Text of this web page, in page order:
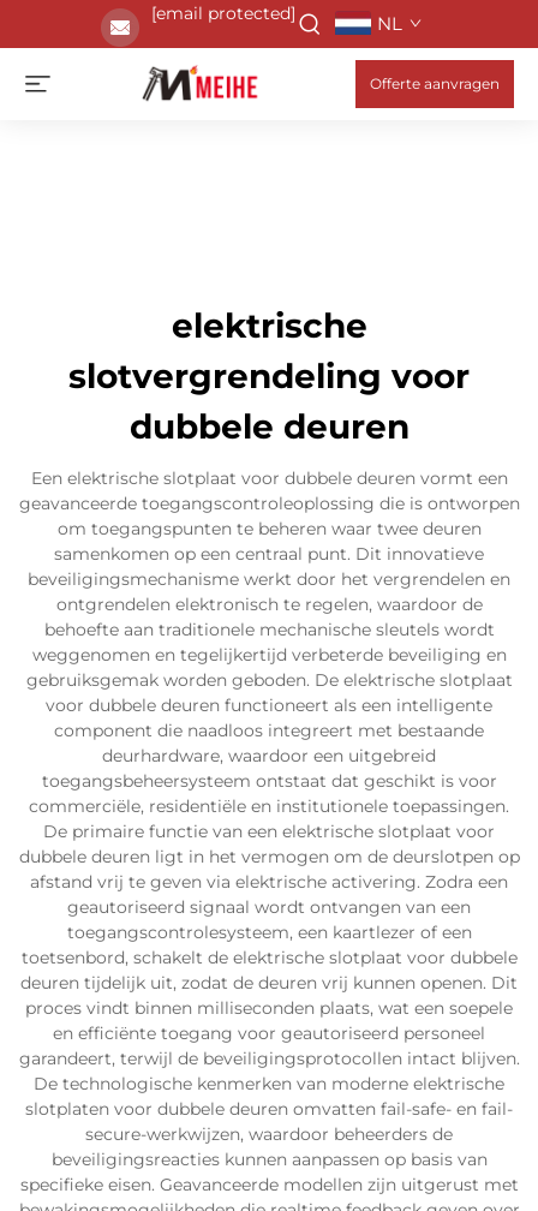
[email protected] NL
Offerte aanvragen
elektrische
slotvergrendeling voor
dubbele deuren
Een elektrische slotplaat voor dubbele deuren vormt een
geavanceerde toegangscontroleoplossing die is ontworpen
om toegangspunten te beheren waar twee deuren
samenkomen op een centraal punt. Dit innovatieve
beveiligingsmechanisme werkt door het vergrendelen en
ontgrendelen elektronisch te regelen, waardoor de
behoefte aan traditionele mechanische sleutels wordt
weggenomen en tegelijkertijd verbeterde beveiliging en
gebruiksgemak worden geboden. De elektrische slotplaat
voor dubbele deuren functioneert als een intelligente
component die naadloos integreert met bestaande
deurhardware, waardoor een uitgebreid
toegangsbeheersysteem ontstaat dat geschikt is voor
commerciële, residentiële en institutionele toepassingen.
De primaire functie van een elektrische slotplaat voor
dubbele deuren ligt in het vermogen om de deurslotpen op
afstand vrij te geven via elektrische activering. Zodra een
geautoriseerd signaal wordt ontvangen van een
toegangscontrolesysteem, een kaartlezer of een
toetsenbord, schakelt de elektrische slotplaat voor dubbele
deuren tijdelijk uit, zodat de deuren vrij kunnen openen. Dit
proces vindt binnen milliseconden plaats, wat een soepele
en efficiënte toegang voor geautoriseerd personeel
garandeert, terwijl de beveiligingsprotocollen intact blijven.
De technologische kenmerken van moderne elektrische
slotplaten voor dubbele deuren omvatten fail-safe- en fail-
secure-werkwijzen, waardoor beheerders de
beveiligingsreacties kunnen aanpassen op basis van
specifieke eisen. Geavanceerde modellen zijn uitgerust met